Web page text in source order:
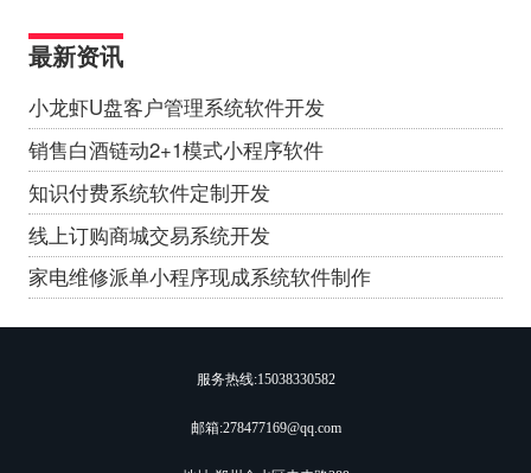
最新资讯
小龙虾U盘客户管理系统软件开发
销售白酒链动2+1模式小程序软件
知识付费系统软件定制开发
线上订购商城交易系统开发
家电维修派单小程序现成系统软件制作
服务热线:15038330582
邮箱:278477169@qq.com